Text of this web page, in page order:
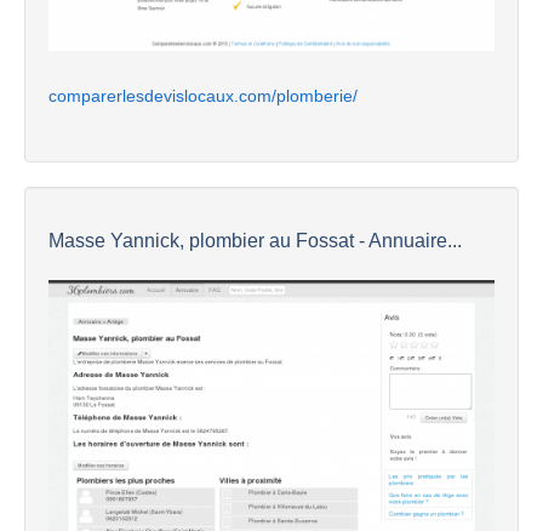
comparerlesdevislocaux.com/plomberie/
Masse Yannick, plombier au Fossat - Annuaire...